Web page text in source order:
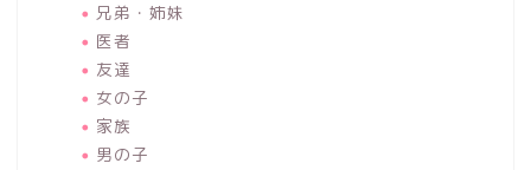
兄弟・姉妹
医者
友達
女の子
家族
男の子